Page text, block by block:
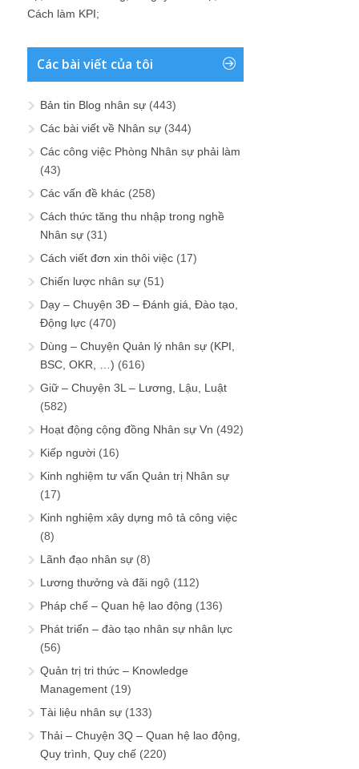
Cách làm KPI;
Các bài viết của tôi
Bản tin Blog nhân sự (443)
Các bài viết về Nhân sự (344)
Các công việc Phòng Nhân sự phải làm
(43)
Các vấn đề khác (258)
Cách thức tăng thu nhập trong nghề
Nhân sự (31)
Cách viết đơn xin thôi việc (17)
Chiến lược nhân sự (51)
Dạy – Chuyện 3Đ – Đánh giá, Đào tạo,
Động lực (470)
Dùng – Chuyện Quản lý nhân sự (KPI,
BSC, OKR, …) (616)
Giữ – Chuyện 3L – Lương, Lậu, Luật
(582)
Hoạt động cộng đồng Nhân sự Vn (492)
Kiếp người (16)
Kinh nghiệm tư vấn Quản trị Nhân sự
(17)
Kinh nghiệm xây dựng mô tả công việc
(8)
Lãnh đạo nhân sự (8)
Lương thưởng và đãi ngộ (112)
Pháp chế – Quan hệ lao động (136)
Phát triển – đào tạo nhân sự nhân lực
(56)
Quản trị tri thức – Knowledge
Management (19)
Tài liệu nhân sự (133)
Thải – Chuyện 3Q – Quan hệ lao động,
Quy trình, Quy chế (220)